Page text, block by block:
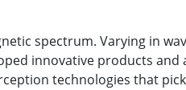
spectrum. Varying in
innovative products
technologies that